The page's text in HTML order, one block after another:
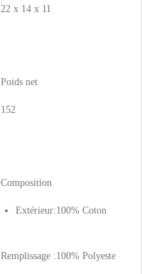
22 x 14 x 11
Poids net
152
Composition
Extérieur:100% Coton
Remplissage :100% Polyeste